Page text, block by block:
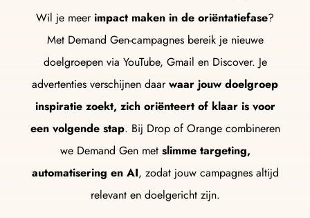
Wil je meerimpact maken in de oriëntatiefase?
Met Demand Gen-campagnes bereik je nieuwe
doelgroepen via YouTube, Gmail en Discover. Je
advertenties verschijnen daarwaar jouw doelgroep
inspiratie zoekt, zich oriënteert of klaar is voor
een volgende stap. Bij Drop of Orange combineren
we Demand Gen met slimme targeting,
automatisering en AI, zodat jouw campagnes altijd
relevant en doelgericht zijn.